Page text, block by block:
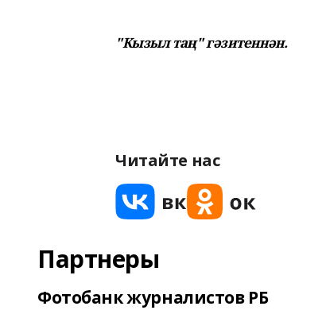
"Кызыл таң" гәзитеннән.
Читайте нас
Партнеры
Фотобанк журналистов РБ